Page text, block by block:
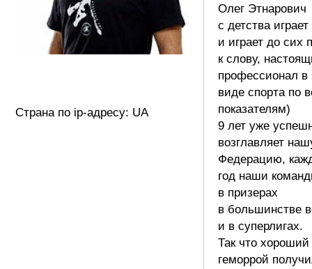
Страна по ip-адресу: UA
Олег Этнарович
с детства
и играет до сих
к слову,
профессионал в
виде спорта по
показателям)
9 лет уже
возглавляет
Федерацию,
год наши
в призерах
в большинстве
и в суперлигах.
Так что хороший
геморрой